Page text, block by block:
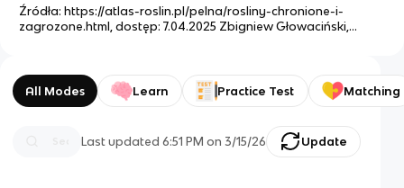
Źródła: https://atlas-roslin.pl/pelna/rosliny-chronione-i-
zagrozone.html, dostęp: 7.04.2025 Zbigniew Głowaciński,
Czerwona Księga Roślin. Paprotniki i rośliny kwiatowe. Wyd. III.
uaktualnione i rozszerzone.. Kraków: Instytut Ochrony
Przyrody PAN, 2014.
All Modes Learn Practice Test Matching
Last updated6:51 PM on 3/15/26 Update